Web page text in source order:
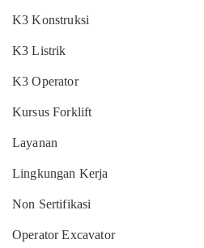
K3 Konstruksi
K3 Listrik
K3 Operator
Kursus Forklift
Layanan
Lingkungan Kerja
Non Sertifikasi
Operator Excavator